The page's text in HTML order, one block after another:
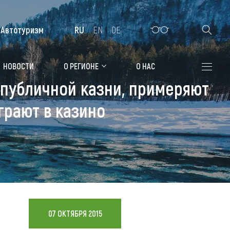
Алтайская зимовка
Где остановиться
Санатории
Гостиницы, отели
Коттеджи, базы
Сельские усадьбы
Мотели, придорожные отели
НОВОСТИ О РЕГИОНЕ О НАС
Автотуризм RU EN DE
казни, примеряют
в казино
07 ОКТЯБРЯ 2015